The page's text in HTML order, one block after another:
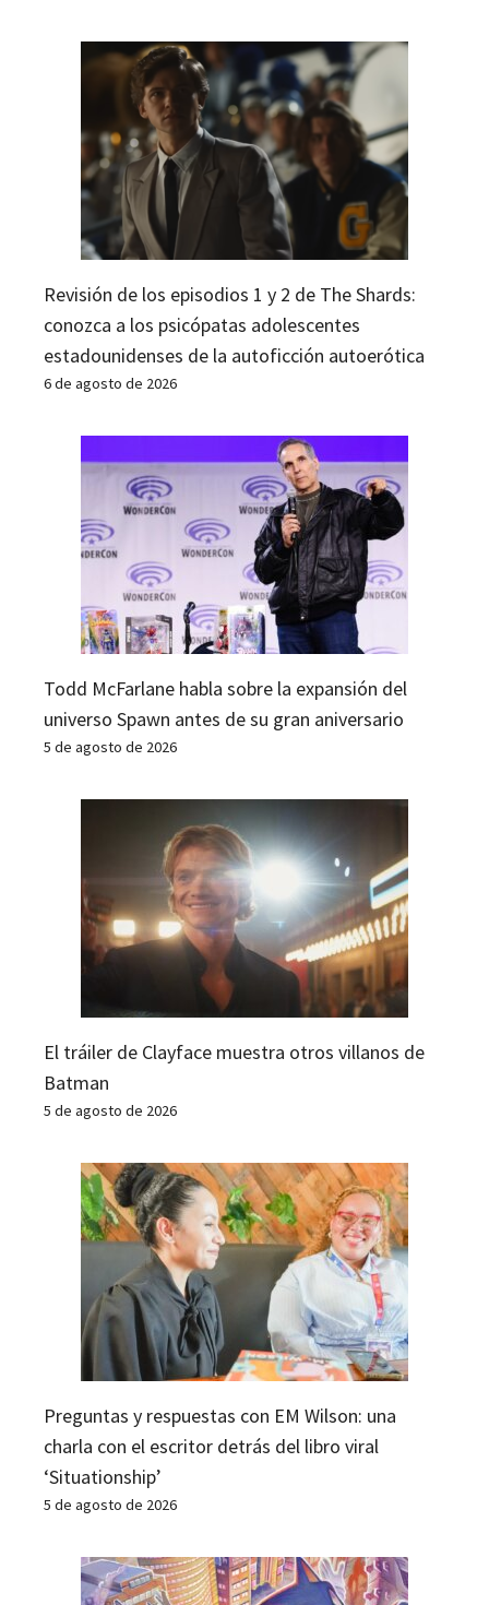
Revisión de los episodios 1 y 2 de The Shards:
conozca a los psicópatas adolescentes
estadounidenses de la autoficción autoerótica
6 de agosto de 2026
Todd McFarlane habla sobre la expansión del
universo Spawn antes de su gran aniversario
5 de agosto de 2026
El tráiler de Clayface muestra otros villanos de
Batman
5 de agosto de 2026
Preguntas y respuestas con EM Wilson: una
charla con el escritor detrás del libro viral
‘Situationship’
5 de agosto de 2026